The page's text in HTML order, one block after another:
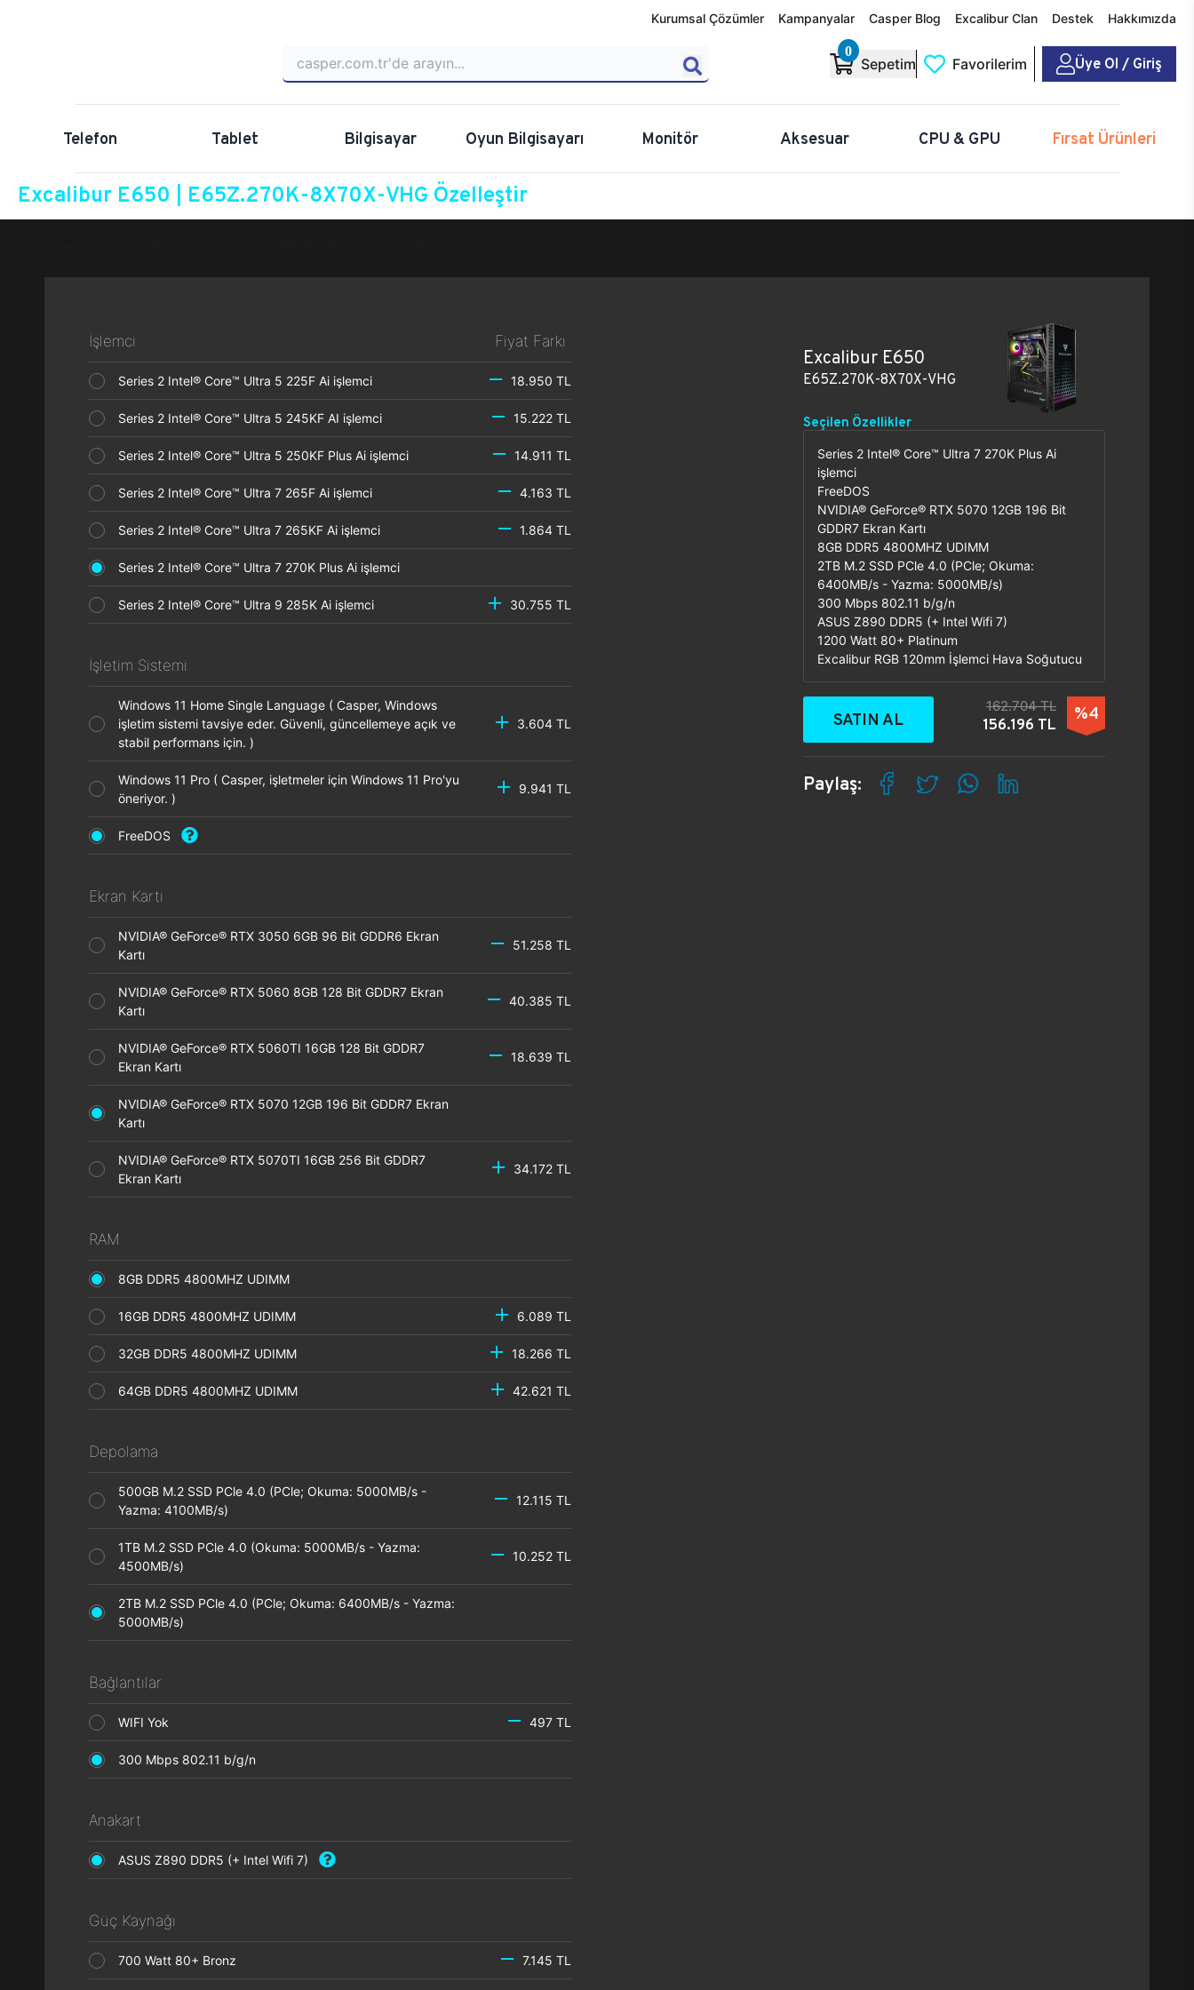
Kurumsal Çözümler Kampanyalar Casper Blog Excalibur Clan Destek Hakkımızda
0
Sepetim Favorilerim Üye Ol / Giriş
Telefon Tablet Bilgisayar Oyun Bilgisayarı Monitör Aksesuar CPU & GPU Fırsat Ürünleri
Excalibur E650 | E65Z.270K-8X70X-VHG Özelleştir
İşlemci Fiyat Farkı
Series 2 Intel® Core™ Ultra 5 225F Ai işlemci 18.950 TL
Series 2 Intel® Core™ Ultra 5 245KF AI işlemci 15.222 TL
Series 2 Intel® Core™ Ultra 5 250KF Plus Ai işlemci 14.911 TL
Series 2 Intel® Core™ Ultra 7 265F Ai işlemci 4.163 TL
Series 2 Intel® Core™ Ultra 7 265KF Ai işlemci 1.864 TL
Series 2 Intel® Core™ Ultra 7 270K Plus Ai işlemci
Series 2 Intel® Core™ Ultra 9 285K Ai işlemci 30.755 TL
İşletim Sistemi
Windows 11 Home Single Language ( Casper, Windows
işletim sistemi tavsiye eder. Güvenli, güncellemeye açık ve
stabil performans için. )
3.604 TL
Windows 11 Pro ( Casper, işletmeler için Windows 11 Pro'yu
öneriyor. )
9.941 TL
FreeDOS
Ekran Kartı
NVIDIA® GeForce® RTX 3050 6GB 96 Bit GDDR6 Ekran
Kartı
51.258 TL
NVIDIA® GeForce® RTX 5060 8GB 128 Bit GDDR7 Ekran
Kartı
40.385 TL
NVIDIA® GeForce® RTX 5060TI 16GB 128 Bit GDDR7
Ekran Kartı
18.639 TL
NVIDIA® GeForce® RTX 5070 12GB 196 Bit GDDR7 Ekran
Kartı
NVIDIA® GeForce® RTX 5070TI 16GB 256 Bit GDDR7
Ekran Kartı
34.172 TL
RAM
8GB DDR5 4800MHZ UDIMM
16GB DDR5 4800MHZ UDIMM 6.089 TL
32GB DDR5 4800MHZ UDIMM 18.266 TL
64GB DDR5 4800MHZ UDIMM 42.621 TL
Depolama
500GB M.2 SSD PCle 4.0 (PCle; Okuma: 5000MB/s -
Yazma: 4100MB/s)
12.115 TL
1TB M.2 SSD PCle 4.0 (Okuma: 5000MB/s - Yazma:
4500MB/s)
10.252 TL
2TB M.2 SSD PCle 4.0 (PCle; Okuma: 6400MB/s - Yazma:
5000MB/s)
Bağlantılar
WIFI Yok 497 TL
300 Mbps 802.11 b/g/n
Anakart
ASUS Z890 DDR5 (+ Intel Wifi 7)
Güç Kaynağı
700 Watt 80+ Bronz 7.145 TL
Excalibur E650
E65Z.270K-8X70X-VHG
Seçilen Özellikler
Series 2 Intel® Core™ Ultra 7 270K Plus Ai
işlemci
FreeDOS
NVIDIA® GeForce® RTX 5070 12GB 196 Bit
GDDR7 Ekran Kartı
8GB DDR5 4800MHZ UDIMM
2TB M.2 SSD PCle 4.0 (PCle; Okuma:
6400MB/s - Yazma: 5000MB/s)
300 Mbps 802.11 b/g/n
ASUS Z890 DDR5 (+ Intel Wifi 7)
1200 Watt 80+ Platinum
Excalibur RGB 120mm İşlemci Hava Soğutucu
SATIN AL
162.704 TL
156.196 TL
%4
Paylaş: